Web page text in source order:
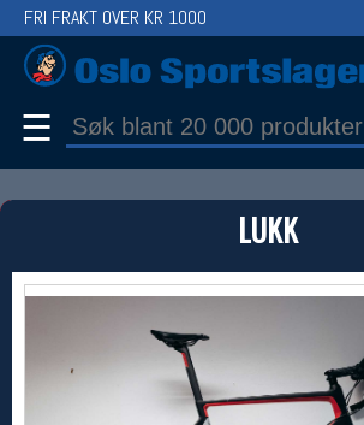
LUKK
FRI FRAKT OVER KR 1000
☰
PRODUKT
Produkter (1)
Bruk filter til å spisse